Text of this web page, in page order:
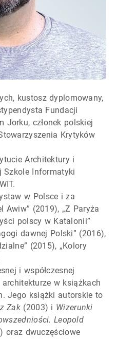
kustosz dyplomowany,
Fundacji
Jorku, członek polskiej
Krytyków
Architektury i
Szkole Informatyki
w Polsce i za
Awiw” (2019), „Z Paryża
polscy w Katalonii”
dawnej Polski” (2016),
(2015), „Kolory
i współczesnej
w książkach
Jego książki autorskie to
Zak (2003) i Wizerunki
Leopold
oraz dwuczęściowe